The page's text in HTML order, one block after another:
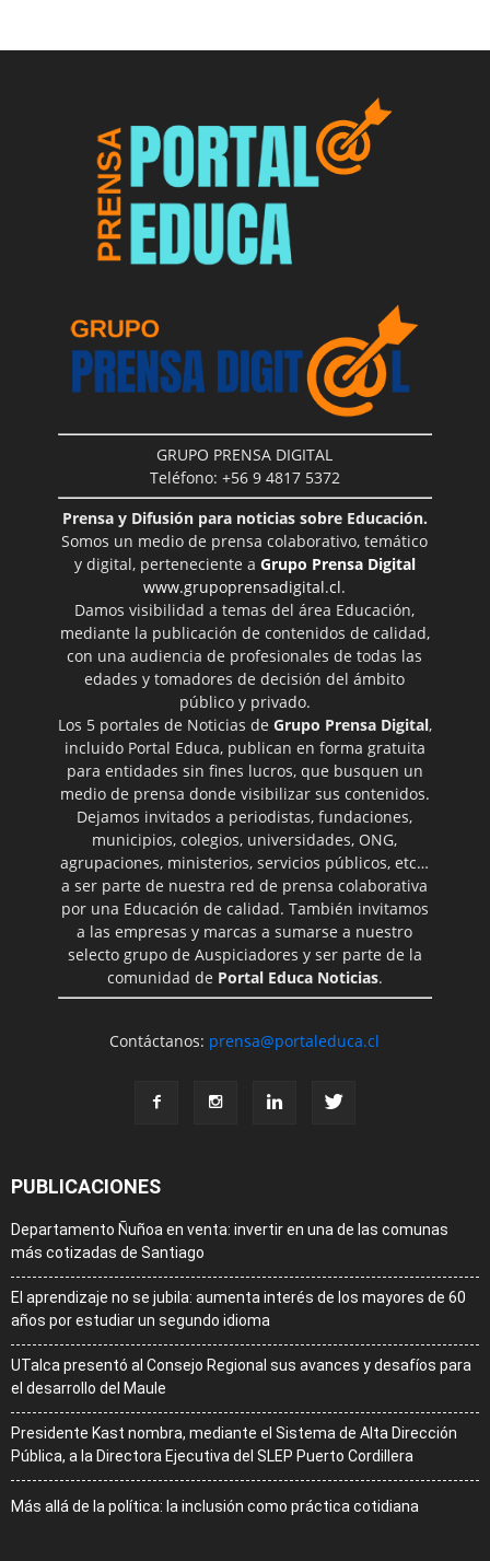
GRUPO PRENSA DIGITAL
Teléfono: +56 9 4817 5372
Prensa y Difusión para noticias sobre Educación.
Somos un medio de prensa colaborativo, temático
y digital, perteneciente a Grupo Prensa Digital
www.grupoprensadigital.cl.
Damos visibilidad a temas del área Educación,
mediante la publicación de contenidos de calidad,
con una audiencia de profesionales de todas las
edades y tomadores de decisión del ámbito
público y privado.
Los 5 portales de Noticias de Grupo Prensa Digital,
incluido Portal Educa, publican en forma gratuita
para entidades sin fines lucros, que busquen un
medio de prensa donde visibilizar sus contenidos.
Dejamos invitados a periodistas, fundaciones,
municipios, colegios, universidades, ONG,
agrupaciones, ministerios, servicios públicos, etc…
a ser parte de nuestra red de prensa colaborativa
por una Educación de calidad. También invitamos
a las empresas y marcas a sumarse a nuestro
selecto grupo de Auspiciadores y ser parte de la
comunidad de Portal Educa Noticias.
Contáctanos: prensa@portaleduca.cl
PUBLICACIONES
Departamento Ñuñoa en venta: invertir en una de las comunas
más cotizadas de Santiago
El aprendizaje no se jubila: aumenta interés de los mayores de 60
años por estudiar un segundo idioma
UTalca presentó al Consejo Regional sus avances y desafíos para
el desarrollo del Maule
Presidente Kast nombra, mediante el Sistema de Alta Dirección
Pública, a la Directora Ejecutiva del SLEP Puerto Cordillera
Más allá de la política: la inclusión como práctica cotidiana